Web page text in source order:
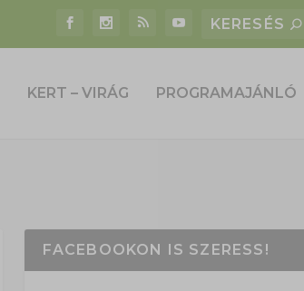
KERT – VIRÁG PROGRAMAJÁNLÓ
FACEBOOKON IS SZERESS!